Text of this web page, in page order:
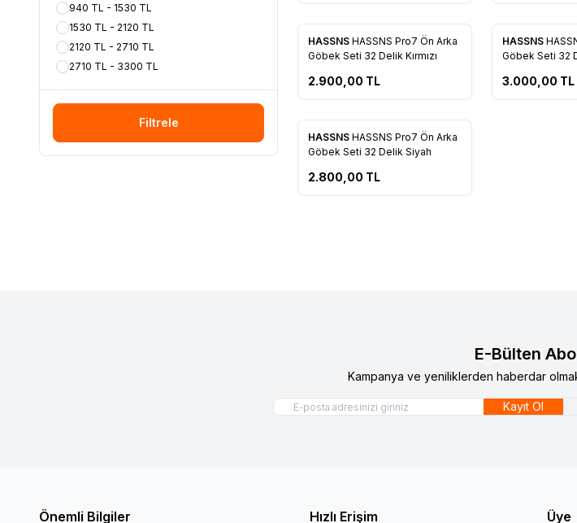
940 TL - 1530 TL
1530 TL - 2120 TL
2120 TL - 2710 TL
2710 TL - 3300 TL
Filtrele
Favorilere Ekle
HASSNS HASSNS Pro7 Ön Arka
Göbek Seti 32 Delik Kırmızı
2.900,00 TL
Favorilere
HASSNS
Göbek Seti 32
3.000,00 TL
Favorilere Ekle
HASSNS HASSNS Pro7 Ön Arka
Göbek Seti 32 Delik Siyah
2.800,00 TL
E-Bülten
Kampanya ve yeniliklerden haberdar
Kayıt Ol
Önemli Bilgiler Hızlı Erişim Üye